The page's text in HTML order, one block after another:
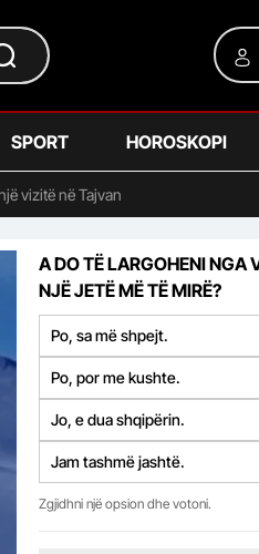
SPORT HOROSKOPI
vizitë në Tajvan
A DO TË LARGOHENI NGA
NJË JETË MË TË MIRË?
Po, sa më shpejt.
Po, por me kushte.
Jo, e dua shqipërin.
Jam tashmë jashtë.
Zgjidhni një opsion dhe votoni.